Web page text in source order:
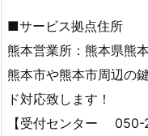
内
日
本
レ
■サービス拠点住所
熊本営業所：熊本県熊
熊本市や熊本市周辺の
ド対応致します！
【受付センター